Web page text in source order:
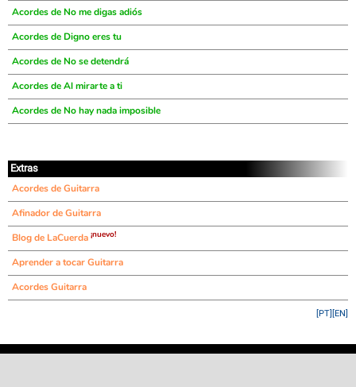
Acordes de No me digas adiós
Acordes de Digno eres tu
Acordes de No se detendrá
Acordes de Al mirarte a ti
Acordes de No hay nada imposible
Extras
Acordes de Guitarra
Afinador de Guitarra
Blog de LaCuerda ¡nuevo!
Aprender a tocar Guitarra
Acordes Guitarra
[EN]
[PT]